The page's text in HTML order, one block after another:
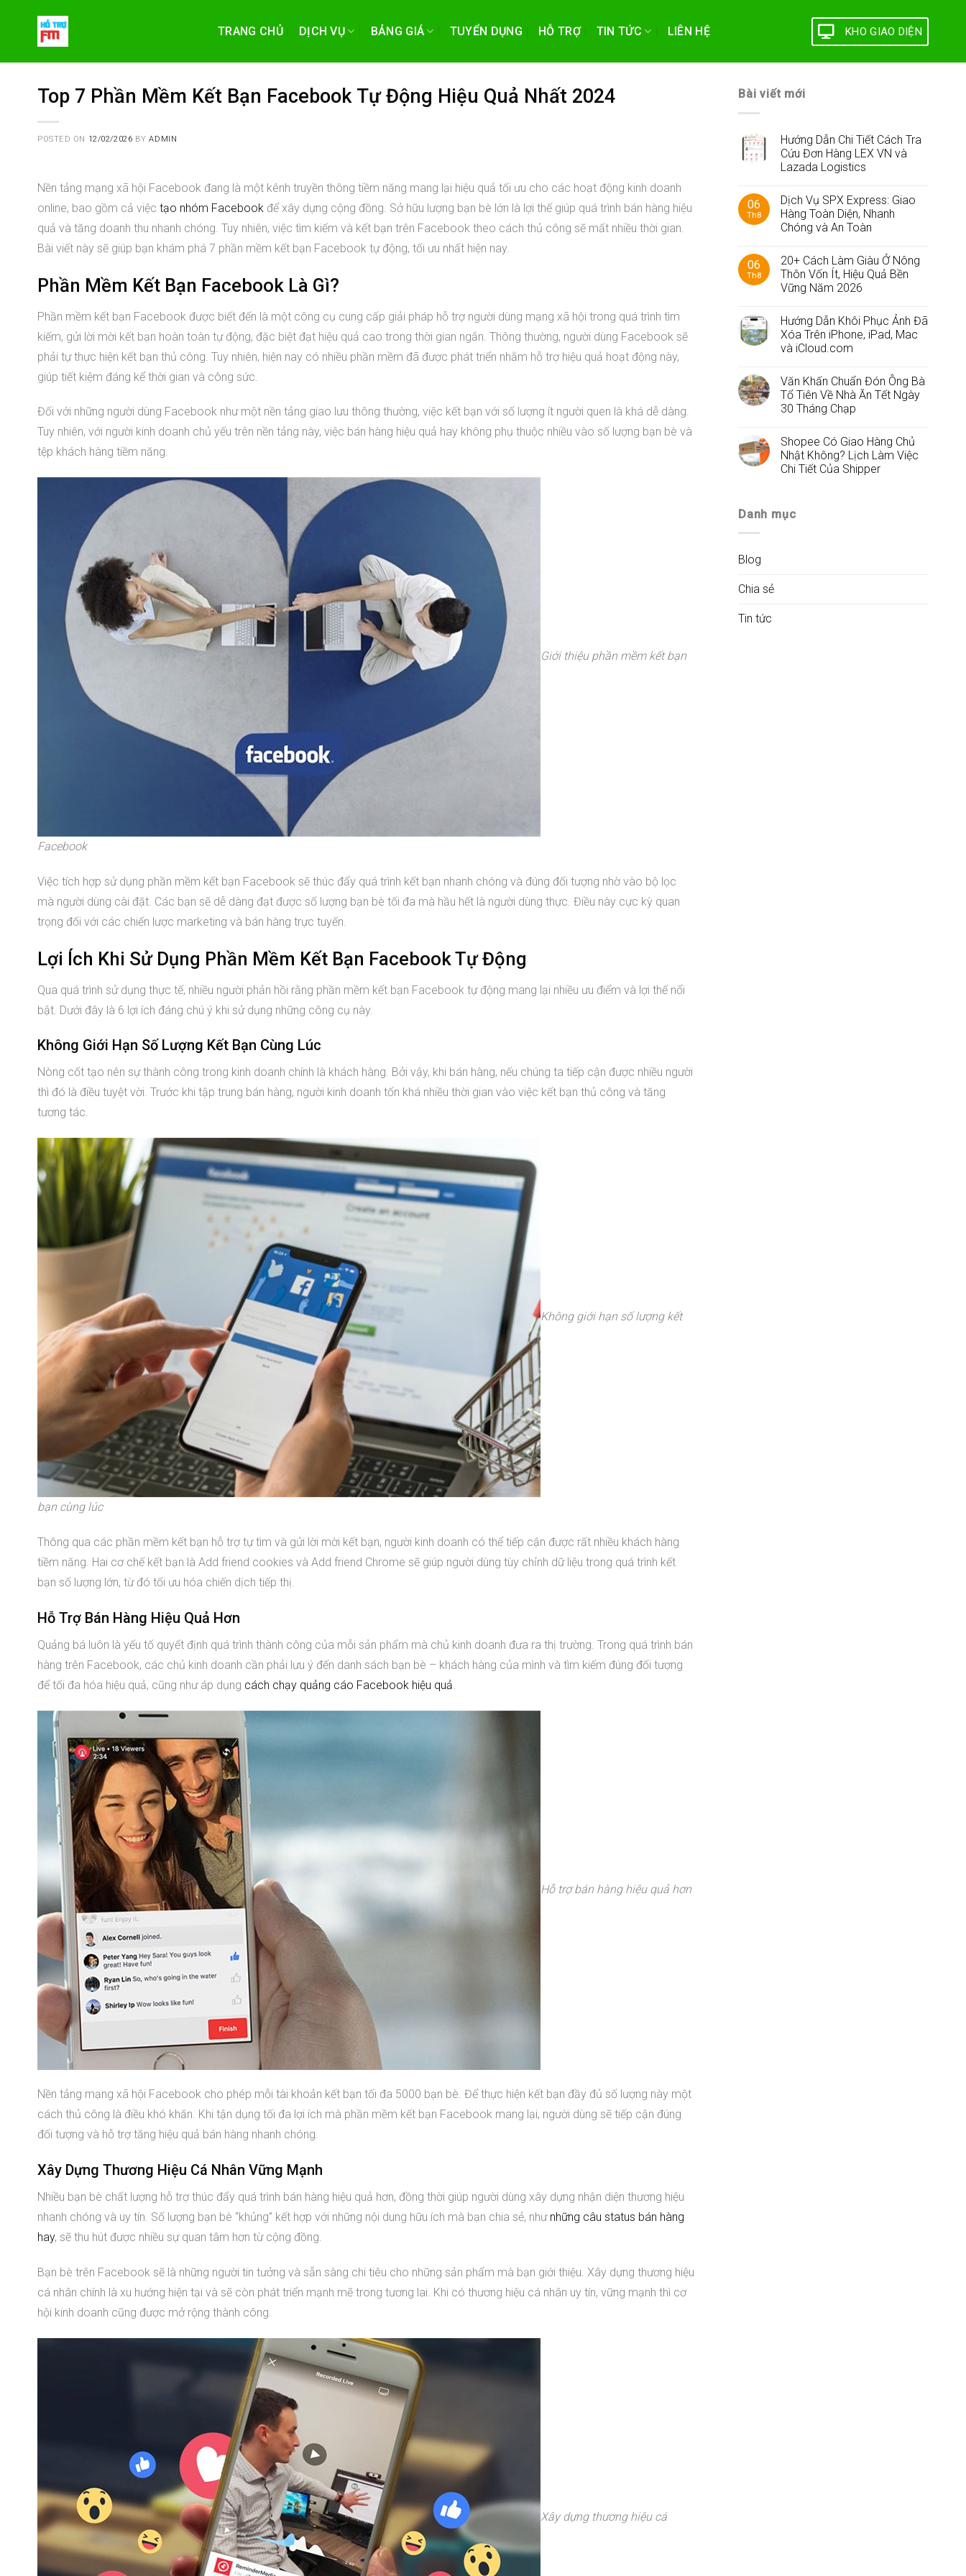
content
TRANG CHỦ DỊCH VỤ BẢNG GIÁ TUYỂN DỤNG HỖ TRỢ TIN TỨC LIÊN HỆ KHO GIAO DIỆN
Top 7 Phần Mềm Kết Bạn Facebook Tự Động Hiệu Quả Nhất 2024
POSTED ON 12/02/2026 BYADMIN
Nền tảng mạng xã hội Facebook đang là một kênh truyền thông tiềm năng mang lại hiệu quả tối ưu cho các hoạt động kinh doanh
online, bao gồm cả việc tạo nhóm Facebook để xây dựng cộng đồng. Sở hữu lượng bạn bè lớn là lợi thế giúp quá trình bán hàng hiệu
quả và tăng doanh thu nhanh chóng. Tuy nhiên, việc tìm kiếm và kết bạn trên Facebook theo cách thủ công sẽ mất nhiều thời gian.
Bài viết này sẽ giúp bạn khám phá 7 phần mềm kết bạn Facebook tự động, tối ưu nhất hiện nay.
Phần Mềm Kết Bạn Facebook Là Gì?
Phần mềm kết bạn Facebook được biết đến là một công cụ cung cấp giải pháp hỗ trợ người dùng mạng xã hội trong quá trình tìm
kiếm, gửi lời mời kết bạn hoàn toàn tự động, đặc biệt đạt hiệu quả cao trong thời gian ngắn. Thông thường, người dùng Facebook sẽ
phải tự thực hiện kết bạn thủ công. Tuy nhiên, hiện nay có nhiều phần mềm đã được phát triển nhằm hỗ trợ hiệu quả hoạt động này,
giúp tiết kiệm đáng kể thời gian và công sức.
Đối với những người dùng Facebook như một nền tảng giao lưu thông thường, việc kết bạn với số lượng ít người quen là khá dễ dàng.
Tuy nhiên, với người kinh doanh chủ yếu trên nền tảng này, việc bán hàng hiệu quả hay không phụ thuộc nhiều vào số lượng bạn bè và
tệp khách hàng tiềm năng.
Giới thiệu phần mềm kết bạn
Facebook
Việc tích hợp sử dụng phần mềm kết bạn Facebook sẽ thúc đẩy quá trình kết bạn nhanh chóng và đúng đối tượng nhờ vào bộ lọc
mà người dùng cài đặt. Các bạn sẽ dễ dàng đạt được số lượng bạn bè tối đa mà hầu hết là người dùng thực. Điều này cực kỳ quan
trọng đối với các chiến lược marketing và bán hàng trực tuyến.
Lợi Ích Khi Sử Dụng Phần Mềm Kết Bạn Facebook Tự Động
Qua quá trình sử dụng thực tế, nhiều người phản hồi rằng phần mềm kết bạn Facebook tự động mang lại nhiều ưu điểm và lợi thế nổi
bật. Dưới đây là 6 lợi ích đáng chú ý khi sử dụng những công cụ này.
Không Giới Hạn Số Lượng Kết Bạn Cùng Lúc
Nòng cốt tạo nên sự thành công trong kinh doanh chính là khách hàng. Bởi vậy, khi bán hàng, nếu chúng ta tiếp cận được nhiều người
thì đó là điều tuyệt vời. Trước khi tập trung bán hàng, người kinh doanh tốn khá nhiều thời gian vào việc kết bạn thủ công và tăng
tương tác.
Không giới hạn số lượng kết
bạn cùng lúc
Thông qua các phần mềm kết bạn hỗ trợ tự tìm và gửi lời mời kết bạn, người kinh doanh có thể tiếp cận được rất nhiều khách hàng
tiềm năng. Hai cơ chế kết bạn là Add friend cookies và Add friend Chrome sẽ giúp người dùng tùy chỉnh dữ liệu trong quá trình kết
bạn số lượng lớn, từ đó tối ưu hóa chiến dịch tiếp thị.
Hỗ Trợ Bán Hàng Hiệu Quả Hơn
Quảng bá luôn là yếu tố quyết định quá trình thành công của mỗi sản phẩm mà chủ kinh doanh đưa ra thị trường. Trong quá trình bán
hàng trên Facebook, các chủ kinh doanh cần phải lưu ý đến danh sách bạn bè – khách hàng của mình và tìm kiếm đúng đối tượng
để tối đa hóa hiệu quả, cũng như áp dụng cách chạy quảng cáo Facebook hiệu quả
Hỗ trợ bán hàng hiệu quả hơn
Nền tảng mạng xã hội Facebook cho phép mỗi tài khoản kết bạn tối đa 5000 bạn bè. Để thực hiện kết bạn đầy đủ số lượng này một
cách thủ công là điều khó khăn. Khi tận dụng tối đa lợi ích mà phần mềm kết bạn Facebook mang lại, người dùng sẽ tiếp cận đúng
đối tượng và hỗ trợ tăng hiệu quả bán hàng nhanh chóng.
Xây Dựng Thương Hiệu Cá Nhân Vững Mạnh
Nhiều bạn bè chất lượng hỗ trợ thúc đẩy quá trình bán hàng hiệu quả hơn, đồng thời giúp người dùng xây dựng nhận diện thương hiệu
nhanh chóng và uy tín. Số lượng bạn bè “khủng” kết hợp với những nội dung hữu ích mà bạn chia sẻ, như những câu status bán hàng
hay, sẽ thu hút được nhiều sự quan tâm hơn từ cộng đồng.
Bạn bè trên Facebook sẽ là những người tin tưởng và sẵn sàng chi tiêu cho những sản phẩm mà bạn giới thiệu. Xây dựng thương hiệu
cá nhân chính là xu hướng hiện tại và sẽ còn phát triển mạnh mẽ trong tương lai. Khi có thương hiệu cá nhân uy tín, vững mạnh thì cơ
hội kinh doanh cũng được mở rộng thành công.
Xây dựng thương hiệu cá
Bài viết mới
Hướng Dẫn Chi Tiết Cách Tra
Cứu Đơn Hàng LEX VN và
Lazada Logistics
06
Th8
Dịch Vụ SPX Express: Giao
Hàng Toàn Diện, Nhanh
Chóng và An Toàn
06
Th8
20+ Cách Làm Giàu Ở Nông
Thôn Vốn Ít, Hiệu Quả Bền
Vững Năm 2026
Hướng Dẫn Khôi Phục Ảnh Đã
Xóa Trên iPhone, iPad, Mac
và iCloud.com
Văn Khấn Chuẩn Đón Ông Bà
Tổ Tiên Về Nhà Ăn Tết Ngày
30 Tháng Chạp
Shopee Có Giao Hàng Chủ
Nhật Không? Lịch Làm Việc
Chi Tiết Của Shipper
Danh mục
Blog
Chia sẻ
Tin tức